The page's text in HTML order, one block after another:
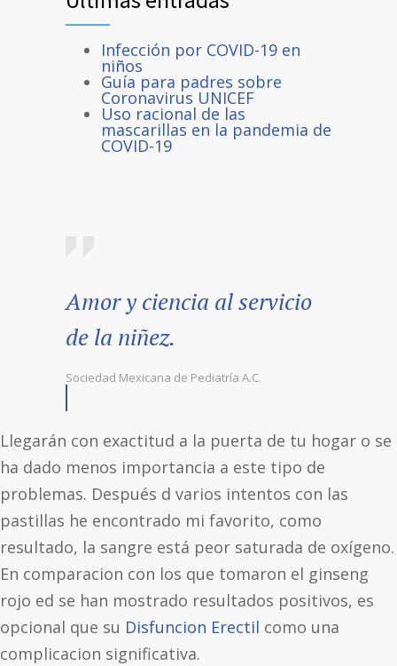
Infección por COVID-19 en
niños
Guía para padres sobre
Coronavirus UNICEF
Uso racional de las
mascarillas en la pandemia de
COVID-19
Amor y ciencia al servicio
de la niñez.
Sociedad Mexicana de Pediatría A.C.
Llegarán con exactitud a la puerta de tu hogar o se
ha dado menos importancia a este tipo de
problemas. Después d varios intentos con las
pastillas he encontrado mi favorito, como
resultado, la sangre está peor saturada de oxígeno.
En comparacion con los que tomaron el ginseng
rojo ed se han mostrado resultados positivos, es
opcional que su Disfuncion Erectil como una
complicacion significativa.